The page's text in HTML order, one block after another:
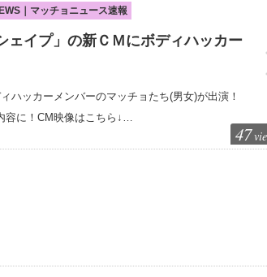
｜マッチョニュース速報
ェイプ」の新ＣＭにボディハッカー
ハッカーメンバーのマッチョたち(男女)が出演！
容に！CM映像はこちら↓…
47